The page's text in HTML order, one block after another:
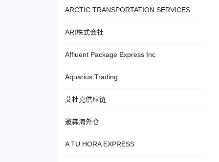
ARCTIC TRANSPORTATION SERVICES
ARI株式会社
Affluent Package Express Inc
Aquarius Trading
艾杜克供应链
遨森海外仓
A TU HORA EXPRESS